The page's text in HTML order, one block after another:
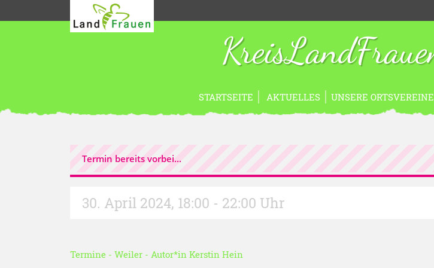
STARTSEITE AKTUELLES UNSERE ORTSVEREINE
Termin bereits vorbei...
30. April 2024, 18:00 - 22:00 Uhr
Termine - Weiler - Autor*in Kerstin Hein